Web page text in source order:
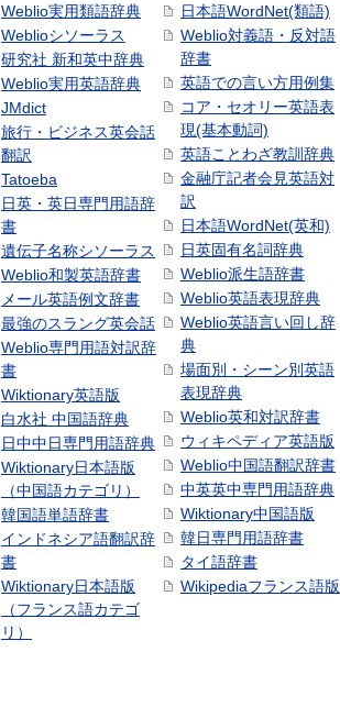
Weblio実用類語辞典
Weblioシソーラス
研究社 新和英中辞典
Weblio実用英語辞典
JMdict
旅行・ビジネス英会話
翻訳
Tatoeba
日英・英日専門用語辞
書
遺伝子名称シソーラス
Weblio和製英語辞書
メール英語例文辞書
最強のスラング英会話
Weblio専門用語対訳辞
書
Wiktionary英語版
白水社 中国語辞典
日中中日専門用語辞典
Wiktionary日本語版
（中国語カテゴリ）
韓国語単語辞書
インドネシア語翻訳辞
書
Wiktionary日本語版
（フランス語カテゴ
リ）
日本語WordNet(類語)
Weblio対義語・反対語
辞書
英語での言い方用例集
コア・セオリー英語表
現(基本動詞)
英語ことわざ教訓辞典
金融庁記者会見英語対
訳
日本語WordNet(英和)
日英固有名詞辞典
Weblio派生語辞書
Weblio英語表現辞典
Weblio英語言い回し辞
典
場面別・シーン別英語
表現辞典
Weblio英和対訳辞書
ウィキペディア英語版
Weblio中国語翻訳辞書
中英英中専門用語辞典
Wiktionary中国語版
韓日専門用語辞書
タイ語辞書
Wikipediaフランス語版